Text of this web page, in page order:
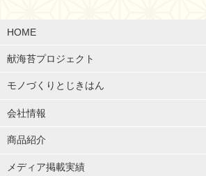
HOME
献海苔プロジェクト
モノづくりとじきはん
会社情報
商品紹介
メディア掲載実績